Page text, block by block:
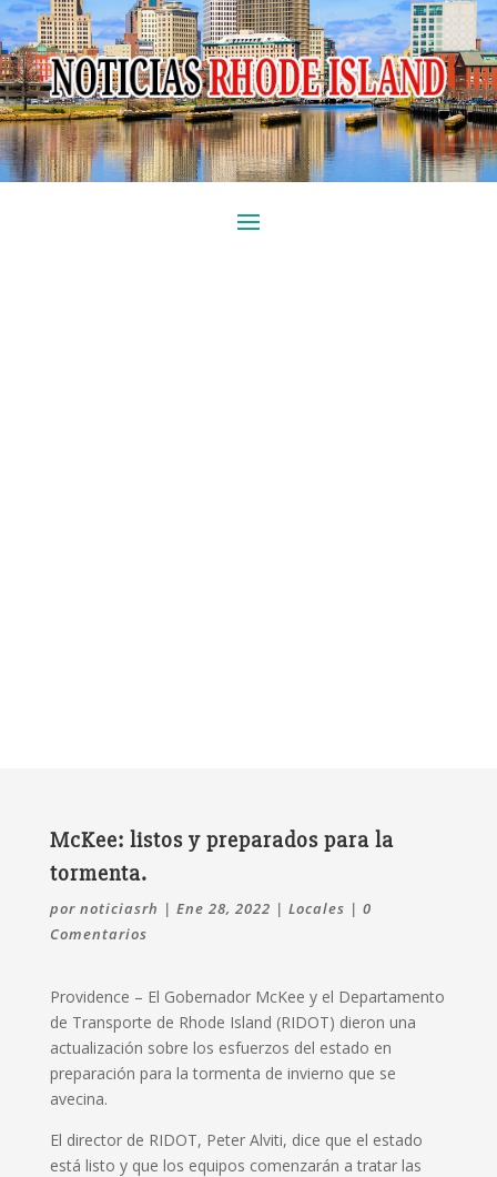
McKee: listos y preparados para la
tormenta.
por noticiasrh | Ene 28, 2022 | Locales | 0
Comentarios
Providence – El Gobernador McKee y el Departamento
de Transporte de Rhode Island (RIDOT) dieron una
actualización sobre los esfuerzos del estado en
preparación para la tormenta de invierno que se
avecina.
El director de RIDOT, Peter Alviti, dice que el estado
está listo y que los equipos comenzarán a tratar las